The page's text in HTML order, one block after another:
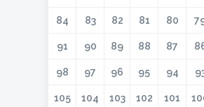
80
81
82
83
84
87
88
89
90
91
94
95
96
97
98
101
102
103
104
105